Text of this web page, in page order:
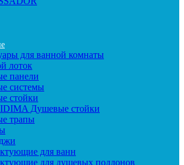
для ванной комнаты
лоток
панели
системы
стойки
Душевые стойки
трапы
для ванн
для душевых поддонов